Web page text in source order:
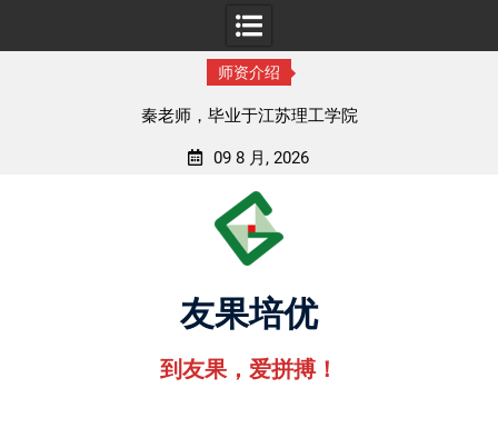
师资介绍
孟老师，毕业于湖北中医药大学
09 8 月, 2026
友果培优
到友果，爱拼搏！